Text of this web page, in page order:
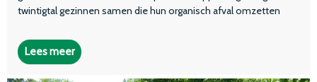
twintigtal gezinnen samen die hun organisch afval omzetten
Lees meer